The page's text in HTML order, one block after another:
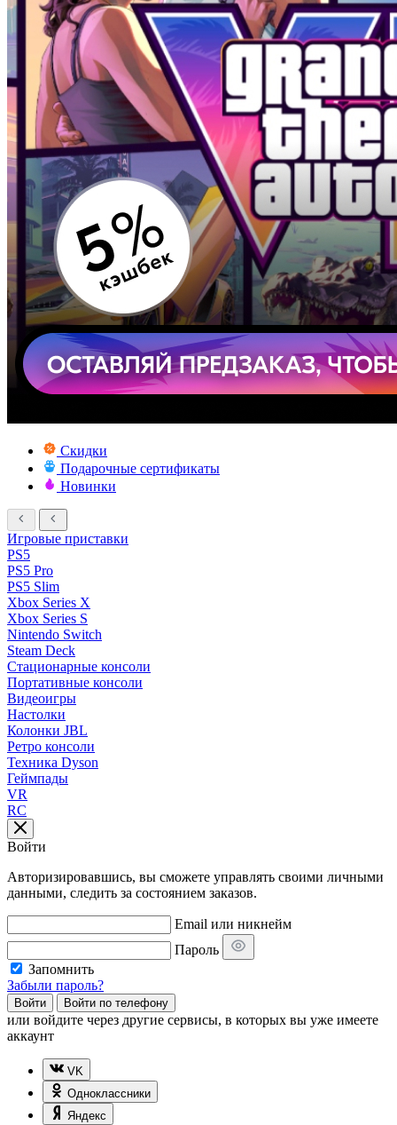
Скидки
Подарочные сертификаты
Новинки
Игровые приставки
PS5
PS5 Pro
PS5 Slim
Xbox Series X
Xbox Series S
Nintendo Switch
Steam Deck
Стационарные консоли
Портативные консоли
Видеоигры
Настолки
Колонки JBL
Ретро консоли
Техника Dyson
Геймпады
VR
RC
Войти
Авторизировавшись, вы сможете управлять своими личными
данными, следить за состоянием заказов.
Email или никнейм
Пароль
Запомнить
Забыли пароль?
Войти Войти по телефону
или войдите через другие сервисы, в которых вы уже имеете
аккаунт
VK
Одноклассники
Яндекс